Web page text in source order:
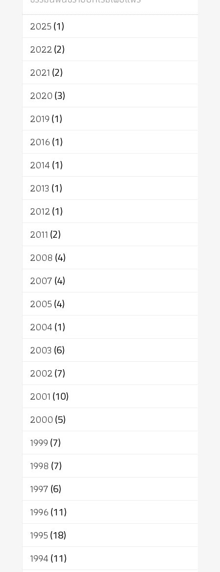
อินเดีย ผู้บริโภค
ธรรมาธิปไตย
จักร
การแยกรัฐกับศาสนา
ธรรมชาติ
เทคโนโลยี
สิทธิ
พุทธบริษัท
อัตถะ
เทวดา
2025(1)
2022(2)
2021 (2)
2020(3)
2019(1)
2016(1)
2014(1)
2013 (1)
2012(1)
2011 (2)
2008 (4)
2007(4)
2005(4)
2004(1)
2003 (6)
2002(7)
2001 (10)
2000(5)
1999(7)
1998 (7)
1997(6)
1996(11)
1995(18)
1994(11)